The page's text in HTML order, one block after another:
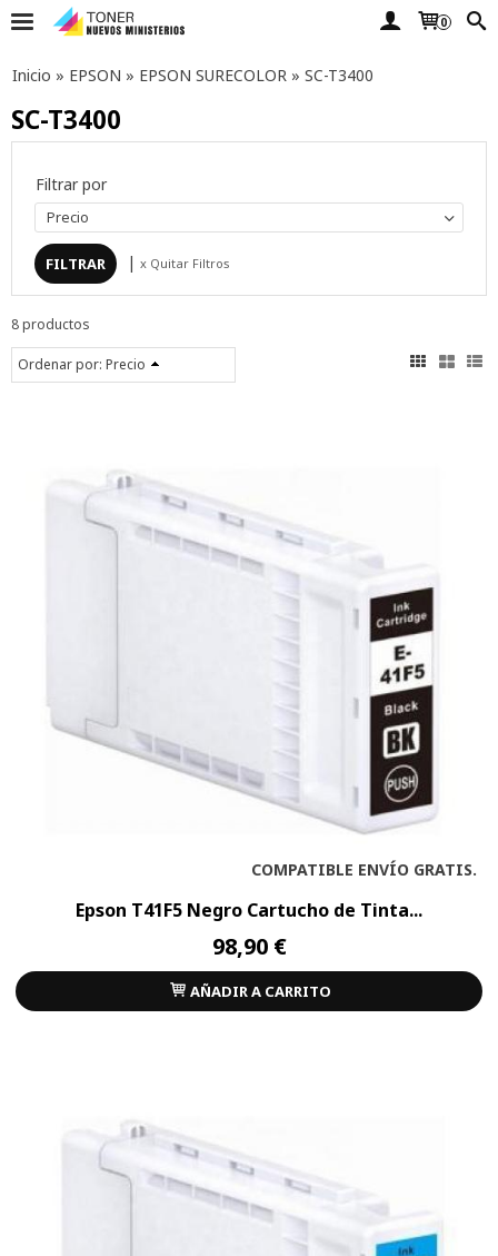
0
Inicio » EPSON » EPSON SURECOLOR » SC-T3400
SC-T3400
Filtrar por
Precio
| x Quitar Filtros
8 productos
Ordenar por: Precio
COMPATIBLE ENVÍO GRATIS.
Epson T41F5 Negro Cartucho de Tinta...
98,90 €
AÑADIR A CARRITO